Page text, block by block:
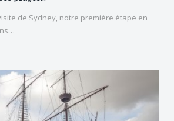
de Sydney, notre première étape en